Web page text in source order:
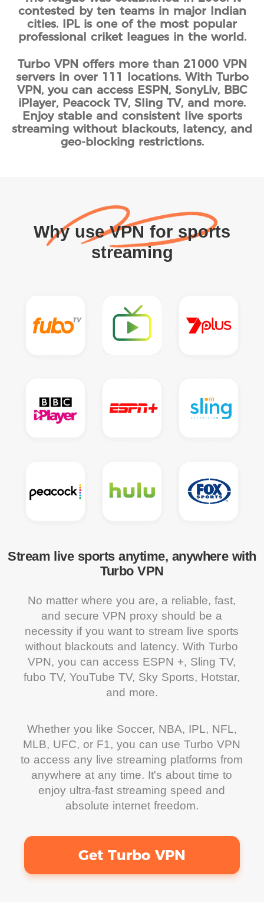
contested by ten teams in major Indian
cities. IPL is one of the most popular
professional criket leagues in the world.
Turbo VPN offers more than 21000 VPN
servers in over 111 locations. With Turbo
VPN, you can access ESPN, SonyLiv, BBC
iPlayer, Peacock TV, Sling TV, and more.
Enjoy stable and consistent live sports
streaming without blackouts, latency, and
geo-blocking restrictions.
Why use VPN for sports
streaming
Stream live sports anytime, anywhere with
Turbo VPN
No matter where you are, a reliable, fast,
and secure VPN proxy should be a
necessity if you want to stream live sports
without blackouts and latency. With Turbo
VPN, you can access ESPN +, Sling TV,
fubo TV, YouTube TV, Sky Sports, Hotstar,
and more.
Whether you like Soccer, NBA, IPL, NFL,
MLB, UFC, or F1, you can use Turbo VPN
to access any live streaming platforms from
anywhere at any time. It's about time to
enjoy ultra-fast streaming speed and
absolute internet freedom.
Get Turbo VPN